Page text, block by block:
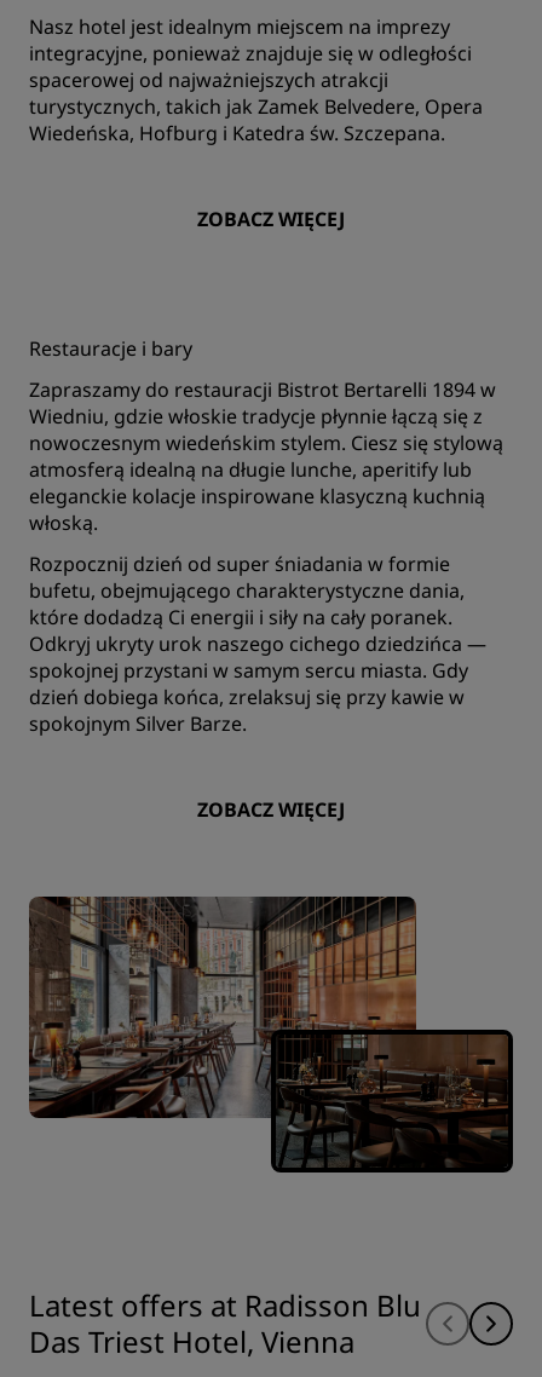
Nasz hotel jest idealnym miejscem na imprezy
integracyjne, ponieważ znajduje się w odległości
spacerowej od najważniejszych atrakcji
turystycznych, takich jak Zamek Belvedere, Opera
Wiedeńska, Hofburg i Katedra św. Szczepana.
ZOBACZ WIĘCEJ
Restauracje i bary
Zapraszamy do restauracji Bistrot Bertarelli 1894 w
Wiedniu, gdzie włoskie tradycje płynnie łączą się z
nowoczesnym wiedeńskim stylem. Ciesz się stylową
atmosferą idealną na długie lunche, aperitify lub
eleganckie kolacje inspirowane klasyczną kuchnią
włoską.
Rozpocznij dzień od super śniadania w formie
bufetu, obejmującego charakterystyczne dania,
które dodadzą Ci energii i siły na cały poranek.
Odkryj ukryty urok naszego cichego dziedzińca —
spokojnej przystani w samym sercu miasta. Gdy
dzień dobiega końca, zrelaksuj się przy kawie w
spokojnym Silver Barze.
ZOBACZ WIĘCEJ
Latest offers at Radisson Blu
Das Triest Hotel, Vienna